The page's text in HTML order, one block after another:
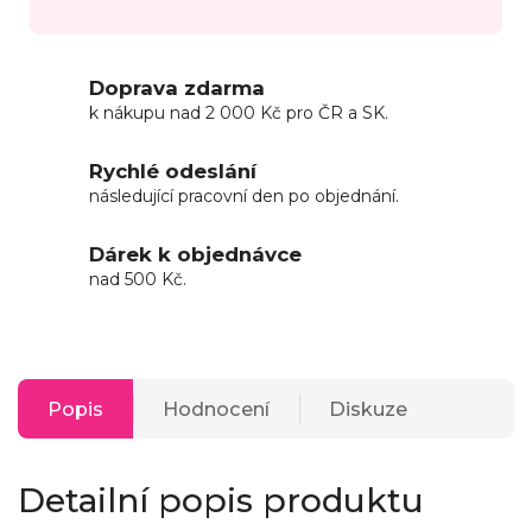
Doprava zdarma
k nákupu nad 2 000 Kč pro ČR a SK.
Rychlé odeslání
následující pracovní den po objednání.
Dárek k objednávce
nad 500 Kč.
Popis Hodnocení Diskuze
Detailní popis produktu